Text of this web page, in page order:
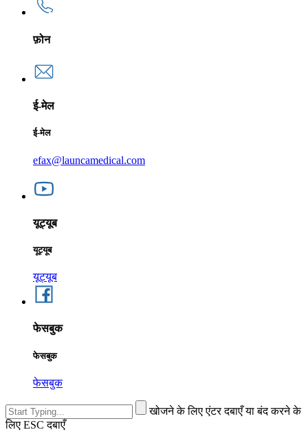
फ़ोन
ई-मेल
ई-मेल
efax@launcamedical.com
यूट्यूब
यूट्यूब
यूट्यूब
फेसबुक
फेसबुक
फेसबुक
खोजने के लिए एंटर दबाएँ या बंद करने के
लिए ESC दबाएँ